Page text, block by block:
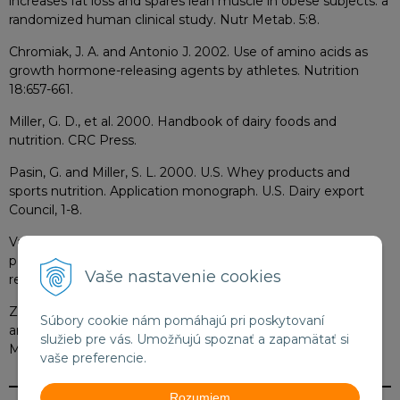
Vaše nastavenie cookies
Súbory cookie nám pomáhajú pri poskytovaní
služieb pre vás. Umožňujú spoznať a zapamätať si
vaše preferencie.
randomized human clinical study. Nutr Metab. 5:8.
Chromiak, J. A. and Antonio J. 2002. Use of amino acids as
growth hormone-releasing agents by athletes. Nutrition
18:657-661.
Miller, G. D., et al. 2000. Handbook of dairy foods and
nutrition. CRC Press.
Pasin, G. and Miller, S. L. 2000. U.S. Whey products and
sports nutrition. Application monograph. U.S. Dairy export
Council, 1-8.
Van Hall, G., et al. 2000. The effect of free glutamine and
peptide ingestion on the rate of muscle glycogen
resynthesis in man. In J Sports Med. 21(1):25-30.
Zaman, Ch. and Lin, K. 2007. A review of the importance of
amino acids in sports performance. Immune System
Management, 1-63.